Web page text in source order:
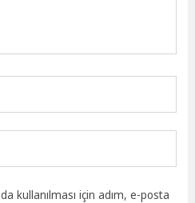
kullanılması için adım, e-posta